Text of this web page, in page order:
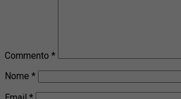
Commento *
Nome *